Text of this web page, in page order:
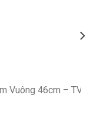
Vuông 46cm –